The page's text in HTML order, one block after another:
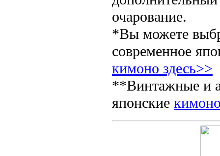
очарование.
*Вы можете
современное
кимоно здесь>>
**Винтажные и
японские